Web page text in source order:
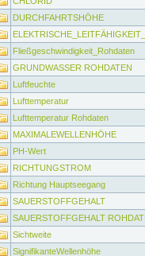
DURCHFAHRTSHÖHE
Fließgeschwindigkeit_Rohdaten
GRUNDWASSER ROHDATEN
Luftfeuchte
Lufttemperatur
Lufttemperatur Rohdaten
MAXIMALEWELLENHÖHE
PH-Wert
RICHTUNGSTROM
Richtung Hauptseegang
SAUERSTOFFGEHALT
SAUERSTOFFGEHALT
Sichtweite
SignifikanteWellenhöhe